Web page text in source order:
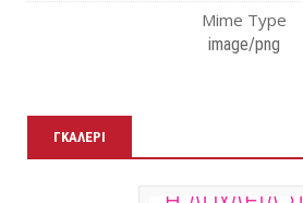
Mime Type
image/png
ΓΚΑΛΕΡΊ